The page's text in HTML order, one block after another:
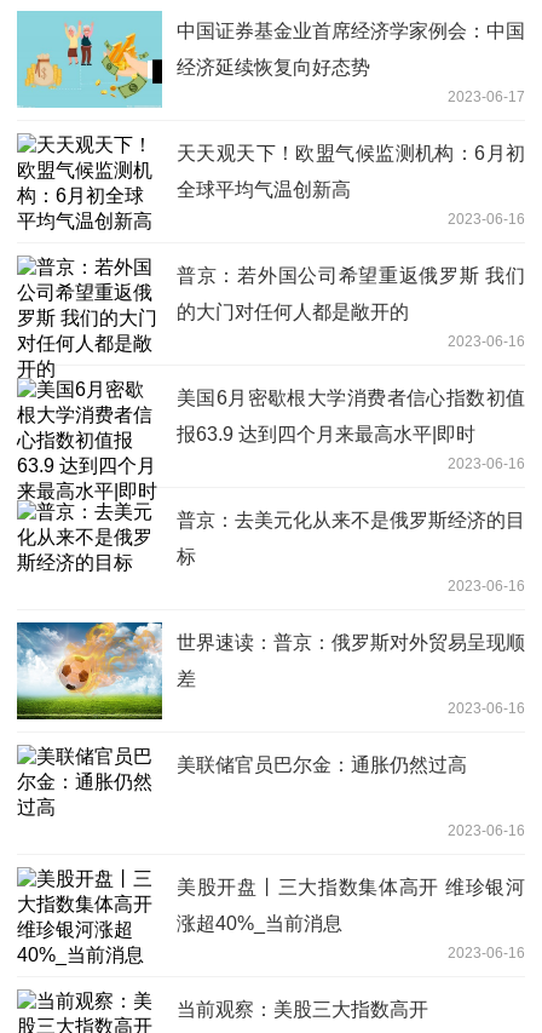
中国证券基金业首席经济学家例会：中国
经济延续恢复向好态势
2023-06-17
天天观天下！欧盟气候监测机构：6月初
全球平均气温创新高
2023-06-16
普京：若外国公司希望重返俄罗斯 我们
的大门对任何人都是敞开的
2023-06-16
美国6月密歇根大学消费者信心指数初值
报63.9 达到四个月来最高水平|即时
2023-06-16
普京：去美元化从来不是俄罗斯经济的目
标
2023-06-16
世界速读：普京：俄罗斯对外贸易呈现顺
差
2023-06-16
美联储官员巴尔金：通胀仍然过高
2023-06-16
美股开盘丨三大指数集体高开 维珍银河
涨超40%_当前消息
2023-06-16
当前观察：美股三大指数高开